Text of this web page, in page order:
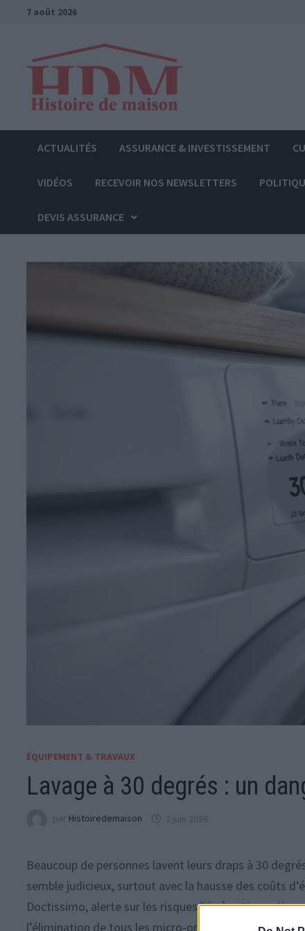
Passer7 août 2026
ACTUALITÉS ASSURANCE & INVESTISSEMENT
VIDÉOS RECEVOIR NOS NEWSLETTERS
DEVIS ASSURANCE
ÉQUIPEMENT & TRAVAUX
Lavage à 30 degrés : un
par Histoiredemaison 2 juin 2026
Beaucoup de personnes lavent leurs draps à 30
semble judicieux, surtout avec la hausse des coûts
Doctissimo, alerte sur les risques liés à cette
l’élimination de tous les micro-organismes présents